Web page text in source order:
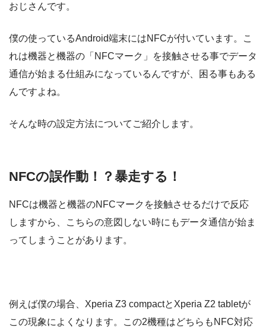
おじさんです。
僕の使っているAndroid端末にはNFCが付いています。こ
れは機器と機器の「NFCマーク」を接触させる事でデータ
通信が始まる仕組みになっているんですが、困る事もある
んですよね。
そんな時の設定方法についてご紹介します。
NFCの誤作動！？暴走する！
NFCは機器と機器のNFCマークを接触させるだけで反応
しますから、こちらの意図しない時にもデータ通信が始ま
ってしまうことがあります。
例えば僕の場合、Xperia Z3 compactとXperia Z2 tabletが
この現象によくなります。この2機種はどちらもNFC対応